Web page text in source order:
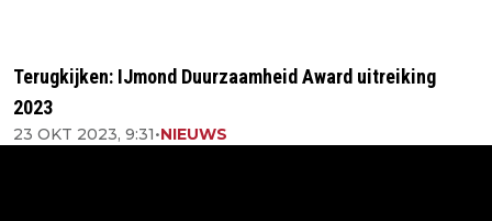
Terugkijken: IJmond Duurzaamheid Award uitreiking
2023
23 OKT 2023, 9:31•NIEUWS